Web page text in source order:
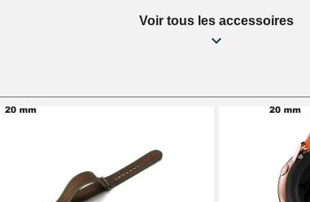
Voir tous les accessoires